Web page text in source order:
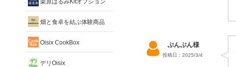
ぷんぷん様
投稿日：2025/3/4
栗原はるみKitオプション
畑と食卓を結ぶ体験商品
Oisix CookBox
デリOisix